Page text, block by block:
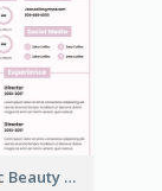
Infographic Beauty Consultant Resume